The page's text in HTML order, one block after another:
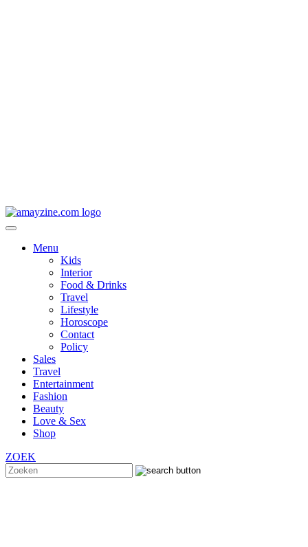
Menu
Kids
Interior
Food & Drinks
Travel
Lifestyle
Horoscope
Contact
Policy
Sales
Travel
Entertainment
Fashion
Beauty
Love & Sex
Shop
ZOEK